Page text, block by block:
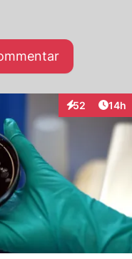
52
Interaktionen
14h